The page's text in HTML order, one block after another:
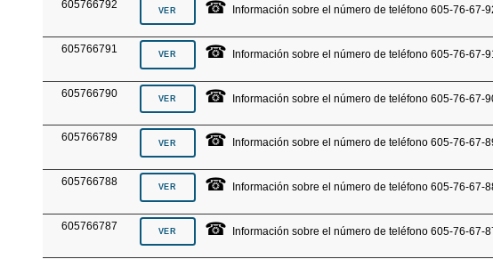
605766792 ☎ Información sobre el número de teléfono 605-76-67-
605766791 ☎ Información sobre el número de teléfono 605-76-67-
605766790 ☎ Información sobre el número de teléfono 605-76-67-
605766789 ☎ Información sobre el número de teléfono 605-76-67-
605766788 ☎ Información sobre el número de teléfono 605-76-67-
605766787 ☎ Información sobre el número de teléfono 605-76-67-